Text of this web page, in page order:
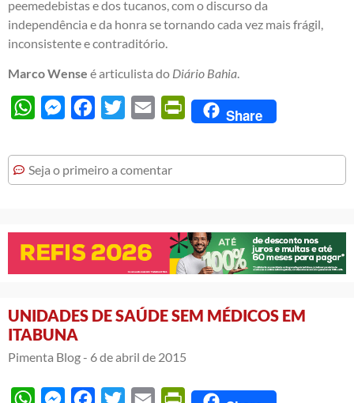
peemedebistas e dos tucanos, com o discurso da
independência e da honra se tornando cada vez mais frágil,
inconsistente e contraditório.
Marco Wense é articulista do Diário Bahia.
WhatsAppMessengerFacebook
Twitter Email PrintFriendly
Share
Seja o primeiro a comentar
UNIDADES DE SAÚDE SEM MÉDICOS EM
ITABUNA
Pimenta Blog - 6 de abril de 2015
WhatsAppMessengerFacebook
Twitter Email PrintFriendly